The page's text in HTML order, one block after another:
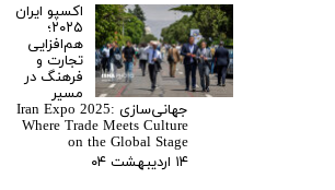
اکسپو ایران
۲۰۲۵؛
هم‌افزایی
تجارت و
فرهنگ در
مسیر
جهانی‌سازی Iran Expo 2025:
Where Trade Meets Culture
on the Global Stage
۱۴ اردیبهشت ۰۴